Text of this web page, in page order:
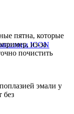
ICON
пятна, которые
из-за
почистить
эмали у
без